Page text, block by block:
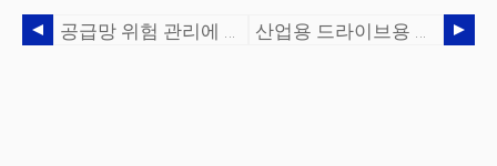
공급망 위험 관리에 중요한 가시성 산업용 드라이브용 PLC